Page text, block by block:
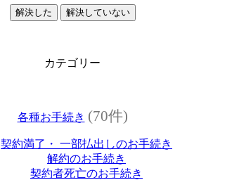
解決した 解決していない
カテゴリー
各種お手続き (70件)
契約満了・ 一部払出しのお手続き
解約のお手続き
契約者死亡のお手続き